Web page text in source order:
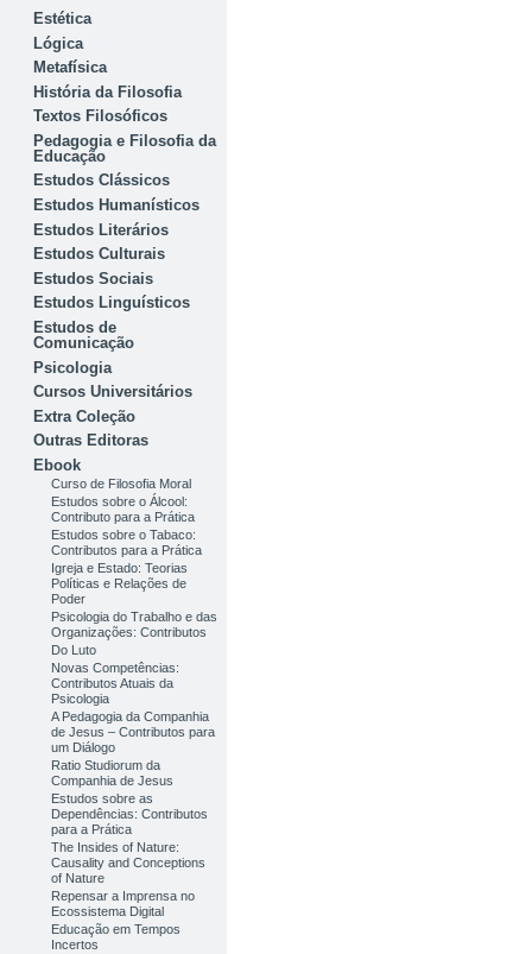
Estética
Lógica
Metafísica
História da Filosofia
Textos Filosóficos
Pedagogia e Filosofia da
Educação
Estudos Clássicos
Estudos Humanísticos
Estudos Literários
Estudos Culturais
Estudos Sociais
Estudos Linguísticos
Estudos de
Comunicação
Psicologia
Cursos Universitários
Extra Coleção
Outras Editoras
Ebook
Curso de Filosofia Moral
Estudos sobre o Álcool:
Contributo para a Prática
Estudos sobre o Tabaco:
Contributos para a Prática
Igreja e Estado: Teorias
Políticas e Relações de
Poder
Psicologia do Trabalho e das
Organizações: Contributos
Do Luto
Novas Competências:
Contributos Atuais da
Psicologia
A Pedagogia da Companhia
de Jesus – Contributos para
um Diálogo
Ratio Studiorum da
Companhia de Jesus
Estudos sobre as
Dependências: Contributos
para a Prática
The Insides of Nature:
Causality and Conceptions
of Nature
Repensar a Imprensa no
Ecossistema Digital
Educação em Tempos
Incertos